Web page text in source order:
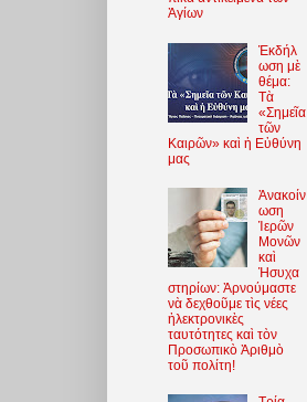
Ἁγίων
Ἐκδήλ
ωση μὲ
θέμα:
Τὰ
«Σημεῖα
τῶν
Καιρῶν» καὶ ἡ Εὐθύνη
μας
Ἀνακοίν
ωση
Ἱερῶν
Μονῶν
καὶ
Ἡσυχα
στηρίων: Ἀρνούμαστε
νὰ δεχθοῦμε τὶς νέες
ἠλεκτρονικὲς
ταυτότητες καὶ τὸν
Προσωπικὸ Ἀριθμὸ
τοῦ πολίτη!